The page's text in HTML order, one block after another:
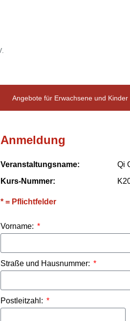
Angebote für Erwachsene und Kinder
Anmeldung
Veranstaltungsname:
Qi
Kurs-Nummer:
* = Pflichtfelder
Vorname:
Straße und Hausnummer:
Postleitzahl: